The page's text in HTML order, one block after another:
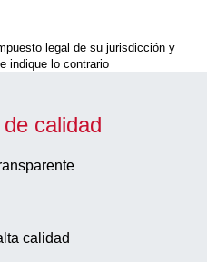
legal de su jurisdicción y
indique lo contrario
calidad
calidad